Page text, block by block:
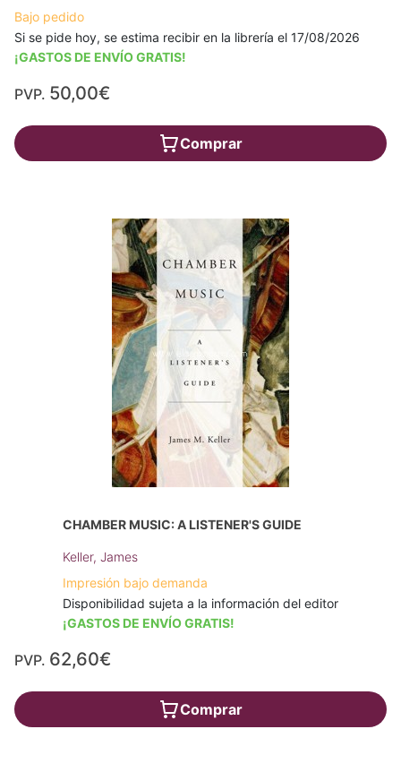
Bajo pedido
Si se pide hoy, se estima recibir en la librería el 17/08/2026
¡GASTOS DE ENVÍO GRATIS!
PVP. 50,00€
Comprar
CHAMBER MUSIC: A LISTENER'S GUIDE
Keller, James
Impresión bajo demanda
Disponibilidad sujeta a la información del editor
¡GASTOS DE ENVÍO GRATIS!
PVP. 62,60€
Comprar